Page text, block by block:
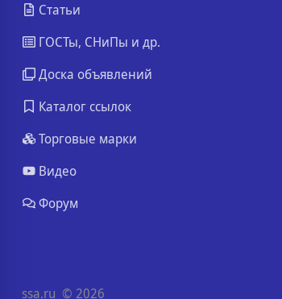
Статьи
ГОСТы, СНиПы и др.
Доска объявлений
Каталог ссылок
Торговые марки
Видео
Форум
ssa.ru © 2026